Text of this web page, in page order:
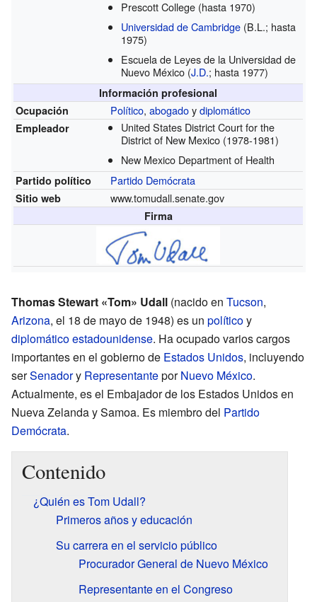
Prescott College (hasta 1970)
Universidad de Cambridge (B.L.; hasta
1975)
Escuela de Leyes de la Universidad de
Nuevo México(J.D.; hasta 1977)
Información profesional
Ocupación
Político,abogadoydiplomático
Empleador
United States District Court for the
District of New Mexico (1978-1981)
New Mexico Department of Health
Partido político Partido Demócrata
Sitio web www.tomudall.senate.gov
Firma
Thomas Stewart «Tom» Udall (nacido en Tucson,
Arizona, el 18 de mayo de 1948) es un políticoy
diplomáticoestadounidense. Ha ocupado varios cargos
importantes en el gobierno de Estados Unidos, incluyendo
serSenadory RepresentanteporNuevo México.
Actualmente, es el Embajador de los Estados Unidos en
Nueva Zelanda y Samoa. Es miembro del Partido
Demócrata.
Contenido
¿Quién es Tom Udall?
Primeros años y educación
Su carrera en el servicio público
Procurador General de Nuevo México
Representante en el Congreso